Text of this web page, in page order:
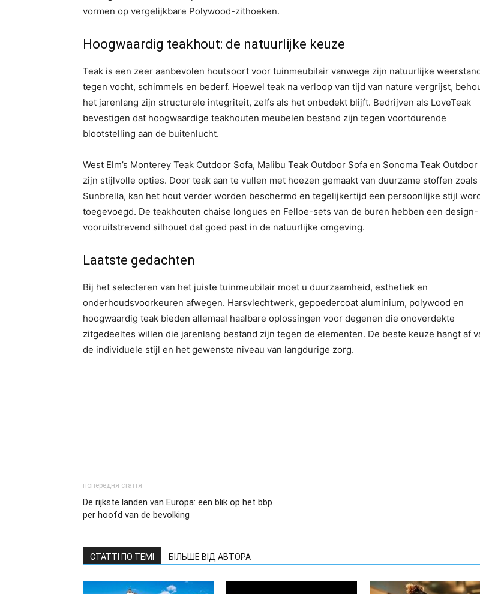
vormen op vergelijkbare Polywood-zithoeken.
Hoogwaardig teakhout: de natuurlijke keuze
Teak is een zeer aanbevolen houtsoort voor tuinmeubilair vanwege zijn natuurlijke
tegen vocht, schimmels en bederf. Hoewel teak na verloop van tijd van nature vergrijst,
het jarenlang zijn structurele integriteit, zelfs als het onbedekt blijft. Bedrijven als LoveTeak
bevestigen dat hoogwaardige teakhouten meubelen bestand zijn tegen voortdurende
blootstelling aan de buitenlucht.
West Elm’s Monterey Teak Outdoor Sofa, Malibu Teak Outdoor Sofa en Sonoma Teak Outdoor
zijn stijlvolle opties. Door teak aan te vullen met hoezen gemaakt van duurzame stoffen zoals
Sunbrella, kan het hout verder worden beschermd en tegelijkertijd een persoonlijke stijl
toegevoegd. De teakhouten chaise longues en Felloe-sets van de buren hebben een design-
vooruitstrevend silhouet dat goed past in de natuurlijke omgeving.
Laatste gedachten
Bij het selecteren van het juiste tuinmeubilair moet u duurzaamheid, esthetiek en
onderhoudsvoorkeuren afwegen. Harsvlechtwerk, gepoedercoat aluminium, polywood en
hoogwaardig teak bieden allemaal haalbare oplossingen voor degenen die onoverdekte
zitgedeeltes willen die jarenlang bestand zijn tegen de elementen. De beste keuze hangt af
de individuele stijl en het gewenste niveau van langdurige zorg.
попередня стаття
De rijkste landen van Europa: een blik op het bbp
per hoofd van de bevolking
СТАТТІ ПО ТЕМІ БІЛЬШЕ ВІД АВТОРА